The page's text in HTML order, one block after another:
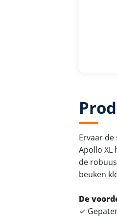
Ervaar
Apollo XL
de
beuken
De
✓